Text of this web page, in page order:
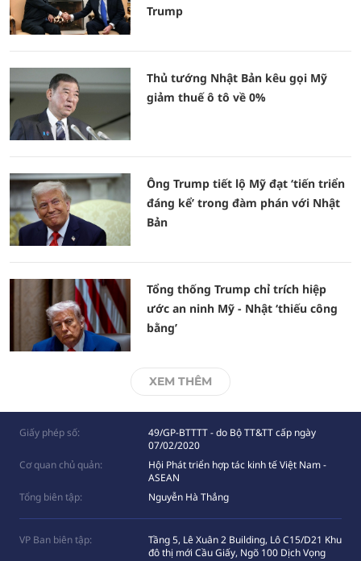
Trump
Thủ tướng Nhật Bản kêu gọi Mỹ
giảm thuế ô tô về 0%
Ông Trump tiết lộ Mỹ đạt ‘tiến triển
đáng kể’ trong đàm phán với Nhật
Bản
Tổng thống Trump chỉ trích hiệp
ước an ninh Mỹ - Nhật ‘thiếu công
bằng’
XEM THÊM
Giấy phép số:
49/GP-BTTTT - do Bộ TT&TT cấp ngày
07/02/2020
Cơ quan chủ quản:
Hội Phát triển hợp tác kinh tế Việt Nam -
ASEAN
Tổng biên tập:
Nguyễn Hà Thắng
VP Ban biên tập:
Tầng 5, Lê Xuân 2 Building, Lô C15/D21 Khu
đô thị mới Cầu Giấy, Ngõ 100 Dịch Vọng